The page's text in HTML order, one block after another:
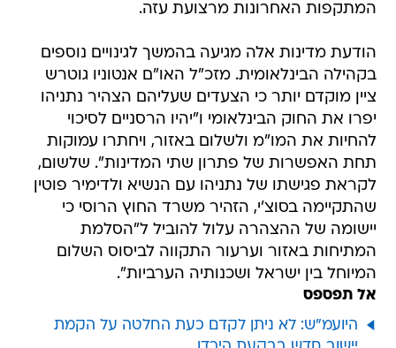
המתקפות האחרונות מרצועת עזה.
הודעת מדינות אלה מגיעה בהמשך לגינויים נוספים
בקהילה הבינלאומית. מזכ"ל האו"ם אנטוניו גוטרש
ציין מוקדם יותר כי הצעדים שעליהם הצהיר נתניהו
יפרו את החוק הבינלאומי ו"יהיו הרסניים לסיכוי
להחיות את המו"מ ולשלום באזור, ויחתרו עמוקות
תחת האפשרות של פתרון שתי המדינות". שלשום,
לקראת פגישתו של נתניהו עם הנשיא ולדימיר פוטין
שהתקיימה בסוצ'י, הזהיר משרד החוץ הרוסי כי
יישומה של ההצהרה עלול להוביל ל"הסלמת
המתיחות באזור וערעור התקווה לביסוס השלום
המיוחל בין ישראל ושכנותיה הערביות".
אל תפספס
היועמ"ש: לא ניתן לקדם כעת החלטה על הקמת